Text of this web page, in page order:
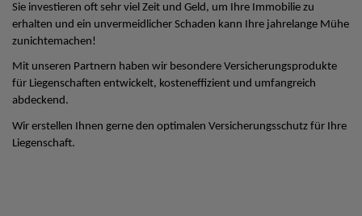
Sie investieren oft sehr viel Zeit und Geld, um Ihre Immobilie zu
erhalten und ein unvermeidlicher Schaden kann Ihre jahrelange Mühe
zunichtemachen!
Mit unseren Partnern haben wir besondere Versicherungsprodukte
für Liegenschaften entwickelt, kosteneffizient und umfangreich
abdeckend.
Wir erstellen Ihnen gerne den optimalen Versicherungsschutz für Ihre
Liegenschaft.